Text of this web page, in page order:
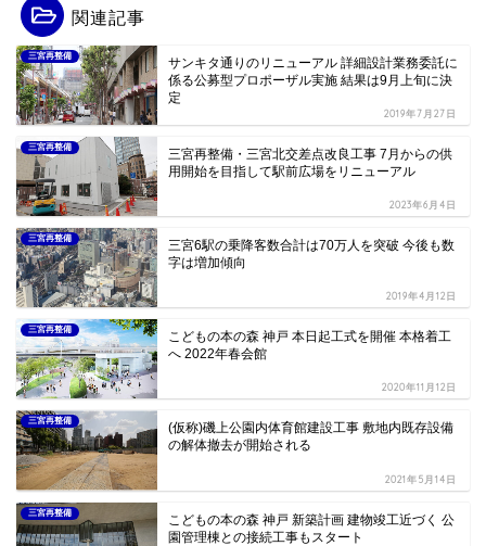
関連記事
三宮再整備
サンキタ通りのリニューアル 詳細設計業務委託に
係る公募型プロポーザル実施 結果は9月上旬に決
定
2019年7月27日
三宮再整備
三宮再整備・三宮北交差点改良工事 7月からの供
用開始を目指して駅前広場をリニューアル
2023年6月4日
三宮再整備
三宮6駅の乗降客数合計は70万人を突破 今後も数
字は増加傾向
2019年4月12日
三宮再整備
こどもの本の森 神戸 本日起工式を開催 本格着工
へ 2022年春会館
2020年11月12日
三宮再整備
(仮称)磯上公園内体育館建設工事 敷地内既存設備
の解体撤去が開始される
2021年5月14日
三宮再整備
こどもの本の森 神戸 新築計画 建物竣工近づく 公
園管理棟との接続工事もスタート